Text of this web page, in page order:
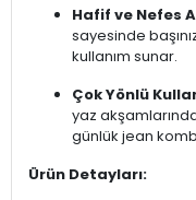
Hafif ve Nefes
sayesinde
kullanım sunar.
Çok Yönlü
yaz
günlük jean
Ürün Detayları: